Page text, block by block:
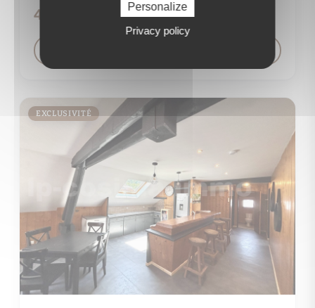
499 000 €
EXCLUSIVITÉ
Personalize
Privacy policy